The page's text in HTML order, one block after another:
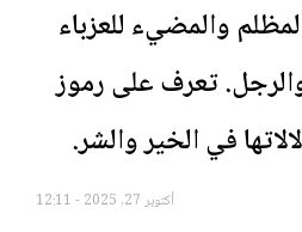
والمضيء للعزباء
تعرف على رموز
في الخير والشر.
أكتوبر 27, 2025 - 12:11